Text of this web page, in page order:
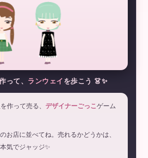
って、 ランウェイ を歩こう 👗✨
作って売る、 デザイナーごっこゲーム
お店に並べてね。売れるかどうかは、
気でジャッジ✨